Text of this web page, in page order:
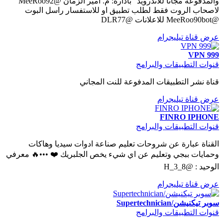
لاصحاب الروت فقط لطلب تطبيق او للاستفسار راسل البوت
@MeeRoo90bot للاعلانات @DLR77
عرض قناة تيليجرام
VPN 999
قنوات التطبيقات والبرامج
قناة نشر التطبيقات المدفوعة للنت المجاني
عرض قناة تيليجرام
FINRO IPHONE
قنوات التطبيقات والبرامج
القناة عبارة عن شروحات تعليم صناعة ادوات سيديا وهاكات
وحمايات ببجي وتعليم عن اي شيء يخص الجلبريك ❤️ •••🔥 معرفي
الوحيد : @H_3_8
عرض قناة تيليجرام
سوبر تيكنيشن/Supertechnician
قنوات التطبيقات والبرامج